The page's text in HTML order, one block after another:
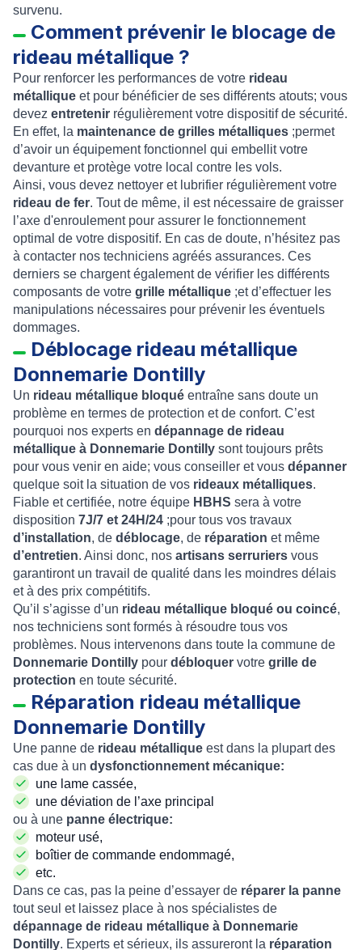
survenu.
Comment prévenir le blocage de
rideau métallique ?
Pour renforcer les performances de votre rideau
métallique et pour bénéficier de ses différents atouts; vous
devez entretenir régulièrement votre dispositif de sécurité.
En effet, la maintenance de grilles métalliques ;permet
d’avoir un équipement fonctionnel qui embellit votre
devanture et protège votre local contre les vols.
Ainsi, vous devez nettoyer et lubrifier régulièrement votre
rideau de fer. Tout de même, il est nécessaire de graisser
l’axe d'enroulement pour assurer le fonctionnement
optimal de votre dispositif. En cas de doute, n’hésitez pas
à contacter nos techniciens agréés assurances. Ces
derniers se chargent également de vérifier les différents
composants de votre grille métallique ;et d’effectuer les
manipulations nécessaires pour prévenir les éventuels
dommages.
Déblocage rideau métallique
Donnemarie Dontilly
Un rideau métallique bloqué entraîne sans doute un
problème en termes de protection et de confort. C’est
pourquoi nos experts en dépannage de rideau
métallique à Donnemarie Dontilly sont toujours prêts
pour vous venir en aide; vous conseiller et vous dépanner
quelque soit la situation de vos rideaux métalliques.
Fiable et certifiée, notre équipe HBHS sera à votre
disposition 7J/7 et 24H/24 ;pour tous vos travaux
d’installation, de déblocage, de réparation et même
d’entretien. Ainsi donc, nos artisans serruriers vous
garantiront un travail de qualité dans les moindres délais
et à des prix compétitifs.
Qu’il s’agisse d’un rideau métallique bloqué ou coincé,
nos techniciens sont formés à résoudre tous vos
problèmes. Nous intervenons dans toute la commune de
Donnemarie Dontilly pour débloquer votre grille de
protection en toute sécurité.
Réparation rideau métallique
Donnemarie Dontilly
Une panne de rideau métallique est dans la plupart des
cas due à un dysfonctionnement mécanique:
une lame cassée,
une déviation de l’axe principal
ou à une panne électrique:
moteur usé,
boîtier de commande endommagé,
etc.
Dans ce cas, pas la peine d’essayer de réparer la panne
tout seul et laissez place à nos spécialistes de
dépannage de rideau métallique à Donnemarie
Dontilly. Experts et sérieux, ils assureront la réparation